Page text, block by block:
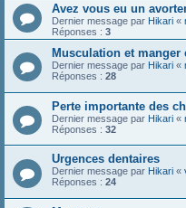
Avez vous eu un
Dernier message par Hikari «
Réponses : 3
Musculation et
Dernier message par Hikari «
Réponses : 28
Perte importante des
Dernier message par Hikari «
Réponses : 32
Urgences dentaires
Dernier message par Hikari «
Réponses : 24